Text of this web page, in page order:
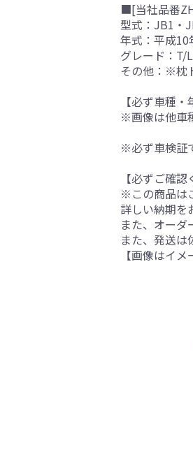
■[当社品番
型式：JB1・
年式：平成10
グレード：T/
その他：※枕
【必ず車種
※画像は他車
※必ず車検証
【必ずご確認
※この商品は
詳しい納期を
また、オーダ
また、発送は
【画像はイ